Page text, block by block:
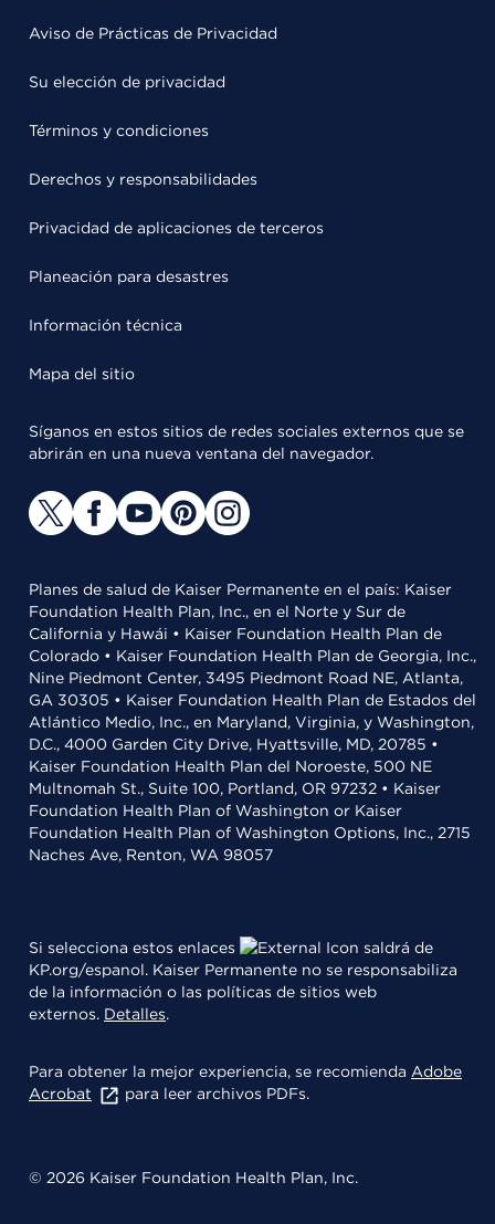
Aviso de Prácticas de Privacidad
Su elección de privacidad
Términos y condiciones
Derechos y responsabilidades
Privacidad de aplicaciones de terceros
Planeación para desastres
Información técnica
Mapa del sitio
Síganos en estos sitios de redes sociales externos que se
abrirán en una nueva ventana del navegador.
Planes de salud de Kaiser Permanente en el país: Kaiser
Foundation Health Plan, Inc., en el Norte y Sur de
California y Hawái • Kaiser Foundation Health Plan de
Colorado • Kaiser Foundation Health Plan de Georgia, Inc.,
Nine Piedmont Center, 3495 Piedmont Road NE, Atlanta,
GA 30305 • Kaiser Foundation Health Plan de Estados del
Atlántico Medio, Inc., en Maryland, Virginia, y Washington,
D.C., 4000 Garden City Drive, Hyattsville, MD, 20785 •
Kaiser Foundation Health Plan del Noroeste, 500 NE
Multnomah St., Suite 100, Portland, OR 97232 • Kaiser
Foundation Health Plan of Washington or Kaiser
Foundation Health Plan of Washington Options, Inc., 2715
Naches Ave, Renton, WA 98057
Si selecciona estos enlaces
saldrá de
KP.org/espanol. Kaiser Permanente no se responsabiliza
de la información o las políticas de sitios web
externos. Detalles.
Para obtener la mejor experiencia, se recomienda Adobe
Acrobat
para leer archivos PDFs.
© 2026 Kaiser Foundation Health Plan, Inc.